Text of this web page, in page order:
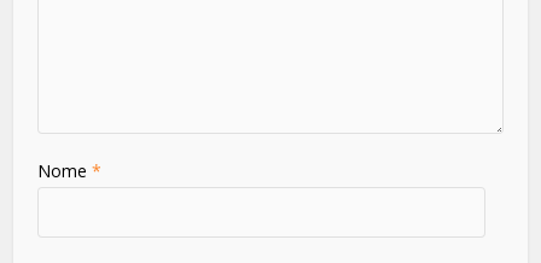
Nome*